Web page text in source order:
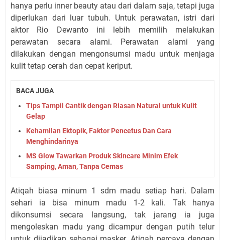
hanya perlu inner beauty atau dari dalam saja, tetapi juga
diperlukan dari luar tubuh. Untuk perawatan, istri dari
aktor Rio Dewanto ini lebih memilih melakukan
perawatan secara alami. Perawatan alami yang
dilakukan dengan mengonsumsi madu untuk menjaga
kulit tetap cerah dan cepat keriput.
BACA JUGA
Tips Tampil Cantik dengan Riasan Natural untuk Kulit
Gelap
Kehamilan Ektopik, Faktor Pencetus Dan Cara
Menghindarinya
MS Glow Tawarkan Produk Skincare Minim Efek
Samping, Aman, Tanpa Cemas
Atiqah biasa minum 1 sdm madu setiap hari. Dalam
sehari ia bisa minum madu 1-2 kali. Tak hanya
dikonsumsi secara langsung, tak jarang ia juga
mengoleskan madu yang dicampur dengan putih telur